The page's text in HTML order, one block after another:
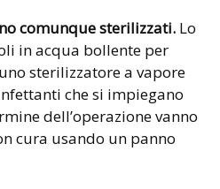
comunque sterilizzati. Lo
in acqua bollente per
sterilizzatore a vapore
che si impiegano
dell’operazione vanno
cura usando un panno